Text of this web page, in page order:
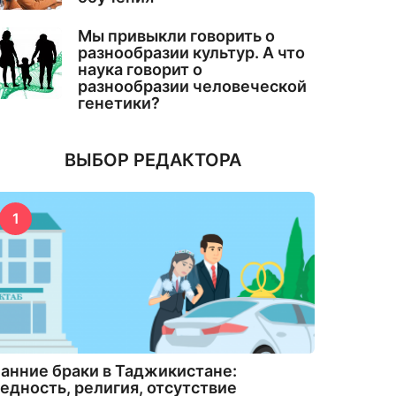
Мы привыкли говорить о
разнообразии культур. А что
наука говорит о
разнообразии человеческой
генетики?
ВЫБОР РЕДАКТОРА
1
браки в Таджикистане:
религия, отсутствие